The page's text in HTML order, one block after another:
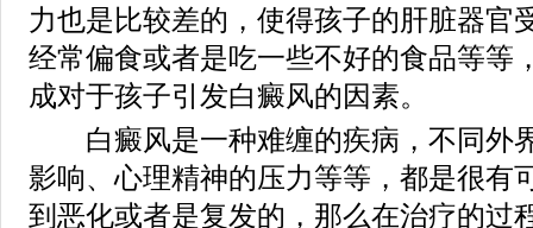
力也是比较差的，使得孩子的肝脏器官
经常偏食或者是吃一些不好的食品等等
成对于孩子引发白癜风的因素。
白癜风是一种难缠的疾病，不同外
影响、心理精神的压力等等，都是很有
到恶化或者是复发的，那么在治疗的过